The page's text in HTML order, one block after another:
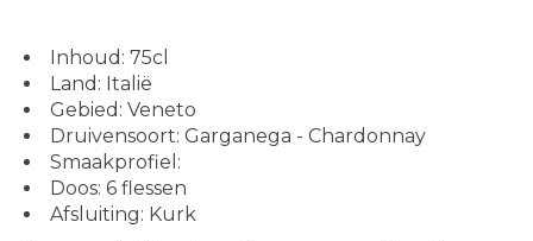
Inhoud: 75cl
Land: Italië
Gebied: Veneto
Druivensoort: Garganega - Chardonnay
Smaakprofiel:
Doos: 6 flessen
Afsluiting: Kurk